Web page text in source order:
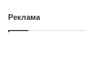
Реклама